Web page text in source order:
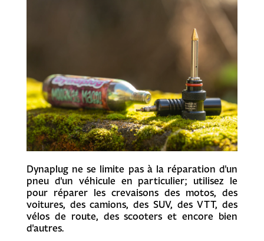
Dynaplug ne se limite pas à la réparation d'un
pneu d'un véhicule en particulier; utilisez le
pour réparer les crevaisons des motos, des
voitures, des camions, des SUV, des VTT, des
vélos de route, des scooters et encore bien
d'autres.